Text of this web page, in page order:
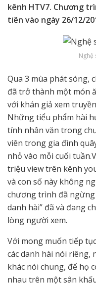
kênh HTV7. Chương
tiên vào ngày 26/12/
Nghệ
Qua 3 mùa phát sóng,
đã trở thành một món
với khán giả xem
Những tiểu phẩm hài
tính nhân văn trong
viên trong gia đình
nhỏ vào mỗi cuối
triệu view trên kênh
và con số này không
chương trình đã
danh hài” đã và đang
lòng người xem.
Với mong muốn tiếp
các danh hài nói riêng,
khác nói chung, để họ
nhau trên một sân